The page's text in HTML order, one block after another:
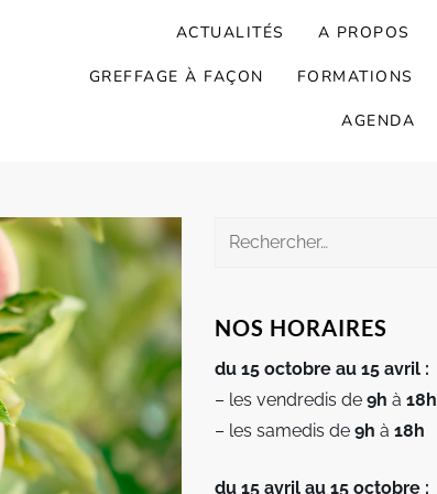
ACTUALITÉS A PROPOS
GREFFAGE À FAÇON FORMATIONS
AGENDA
Rechercher :
NOS HORAIRES
du 15 octobre au 15 avril :
– les vendredis de 9h à 18h
– les samedis de 9h à 18h
du 15 avril au 15 octobre :